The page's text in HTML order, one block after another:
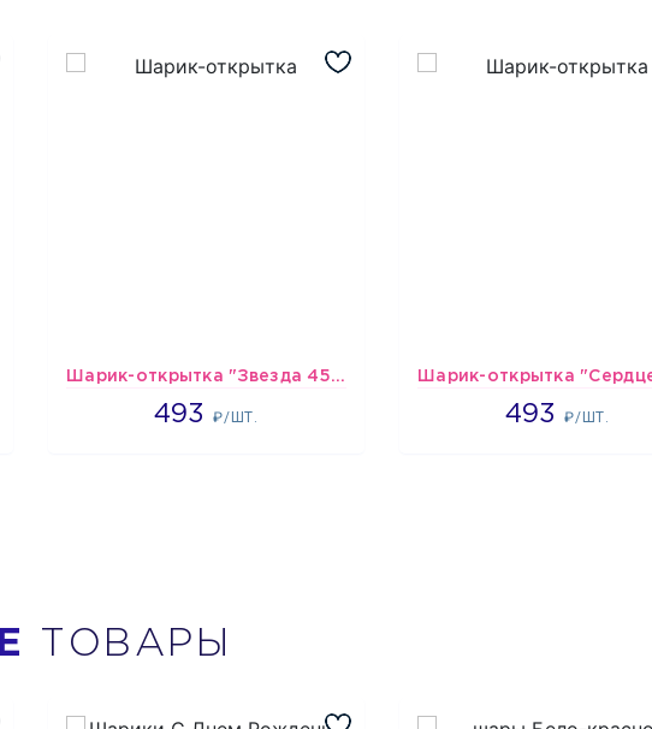
Шарик-открытка "Звезда 45 см" №1
493₽/ШТ.
493
493₽/ШТ.
493
ТОВАРЫ